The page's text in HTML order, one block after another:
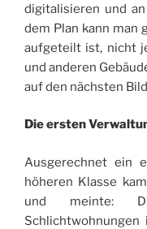
digitalisieren und
dem Plan kann man
aufgeteilt ist, nicht
und anderen
auf den nächsten
Die ersten
Ausgerechnet ein
höheren Klasse
und meinte: